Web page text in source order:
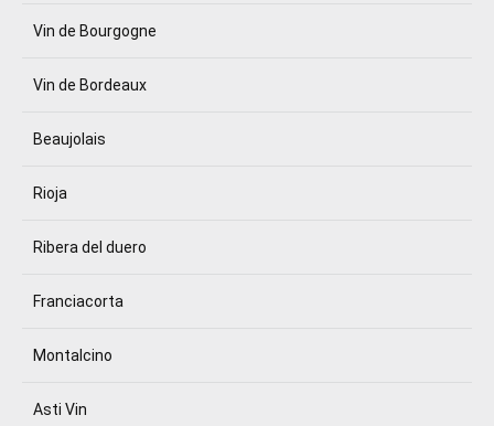
Vin de Bourgogne
Vin de Bordeaux
Beaujolais
Rioja
Ribera del duero
Franciacorta
Montalcino
Asti Vin